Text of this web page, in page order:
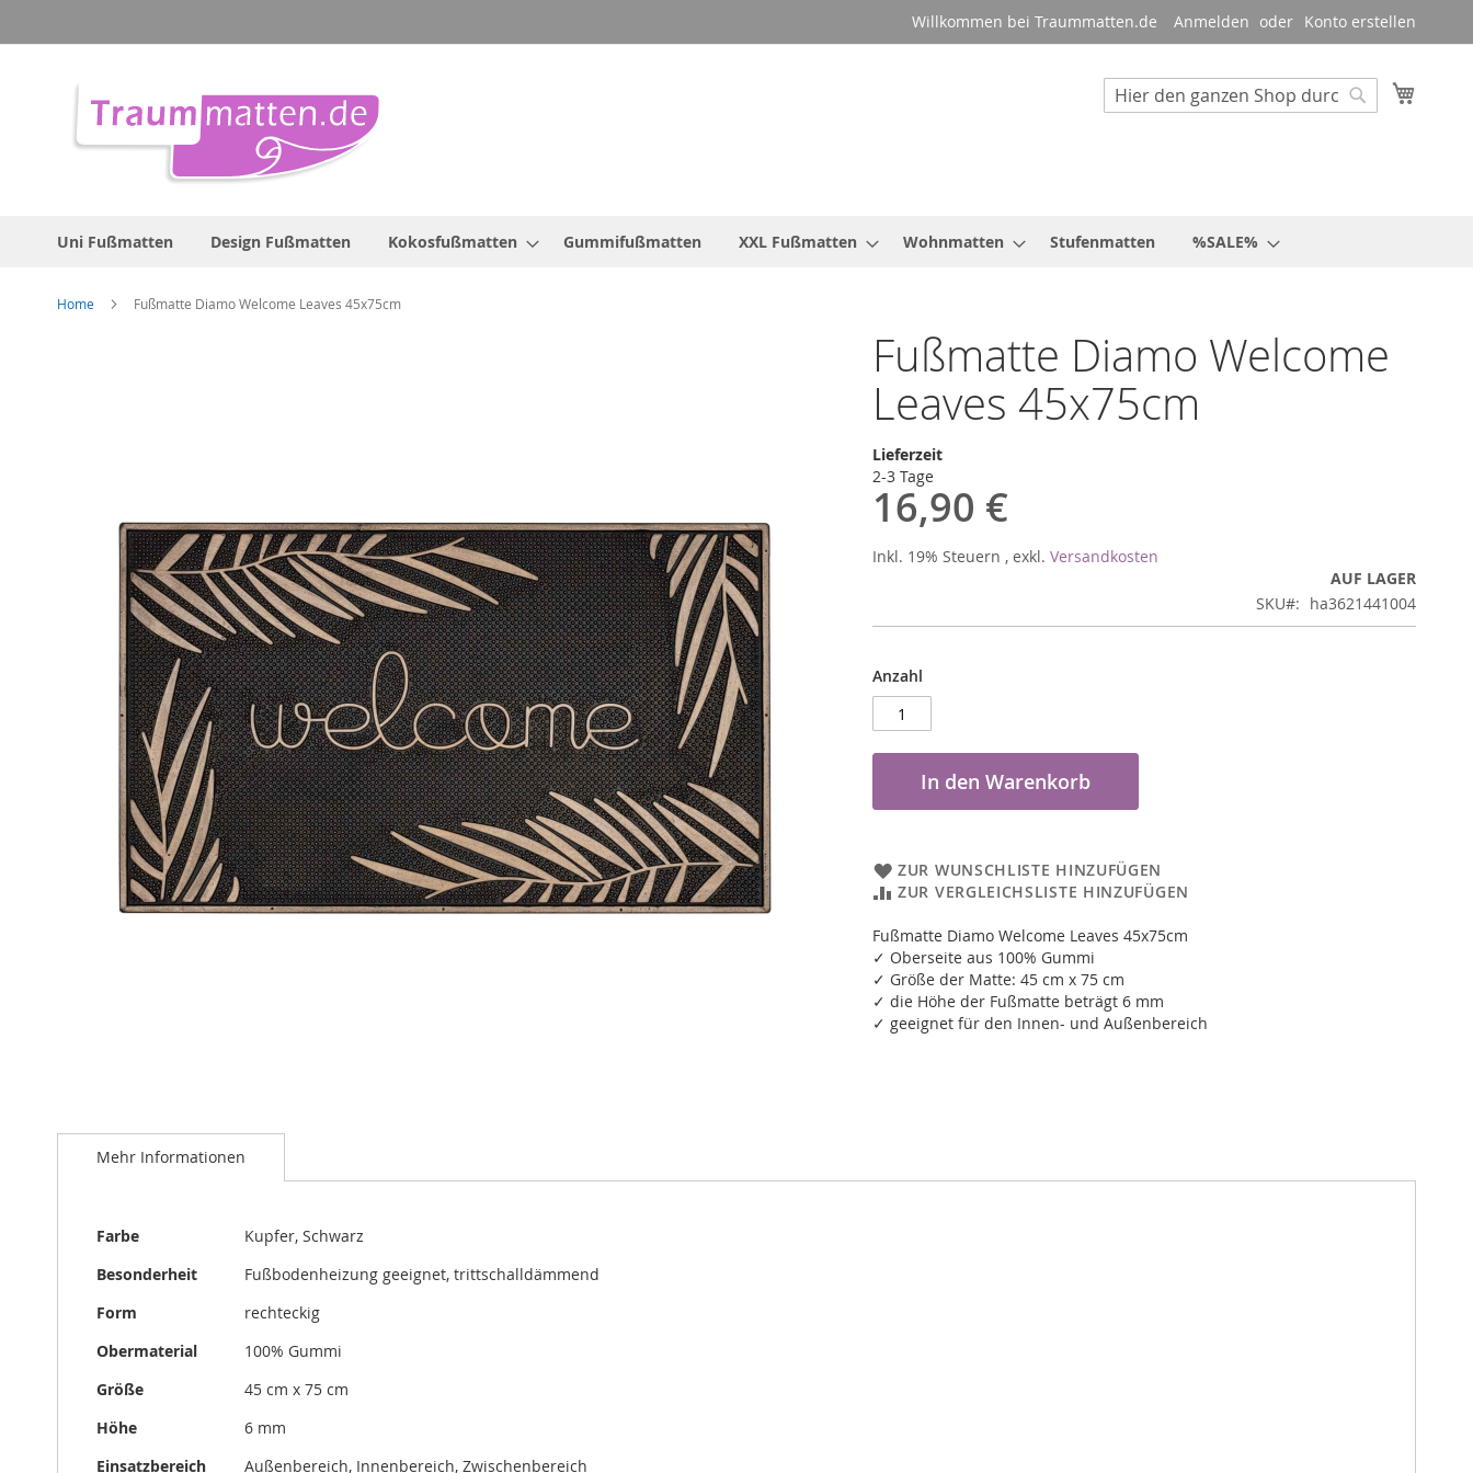
zum
Willkommen bei Traummatten.de Anmelden Konto erstellen
Suche
Uni Fußmatten Design Fußmatten Kokosfußmatten Gummifußmatten XXL Fußmatten Wohnmatten Stufenmatten %SALE%
Home Fußmatte Diamo Welcome Leaves 45x75cm
Fußmatte Diamo Welcome
Leaves 45x75cm
Lieferzeit
2-3 Tage
16,90 €
Inkl. 19% Steuern , exkl. Versandkosten
AUF LAGER
SKU
ha3621441004
Anzahl
In den Warenkorb
ZUR WUNSCHLISTE HINZUFÜGEN
ZUR VERGLEICHSLISTE HINZUFÜGEN
Fußmatte Diamo Welcome Leaves 45x75cm
✓ Oberseite aus 100% Gummi
✓ Größe der Matte: 45 cm x 75 cm
✓ die Höhe der Fußmatte beträgt 6 mm
✓ geeignet für den Innen- und Außenbereich
Anfang
Mehr Informationen
Mehr
Farbe
Kupfer, Schwarz
Besonderheit
Fußbodenheizung geeignet, trittschalldämmend
Form
rechteckig
Obermaterial
100% Gummi
Größe
45 cm x 75 cm
Höhe
6 mm
Einsatzbereich
Außenbereich, Innenbereich, Zwischenbereich